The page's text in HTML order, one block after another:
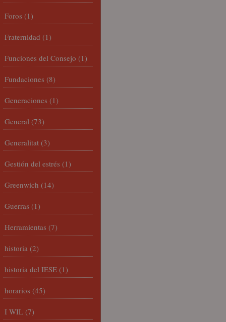
Foros (1)
Fraternidad (1)
Funciones del Consejo (1)
Fundaciones (8)
Generaciones (1)
General (73)
Generalitat (3)
Gestión del estrés (1)
Greenwich (14)
Guerras (1)
Herramientas (7)
historia (2)
historia del IESE (1)
horarios (45)
I WIL (7)